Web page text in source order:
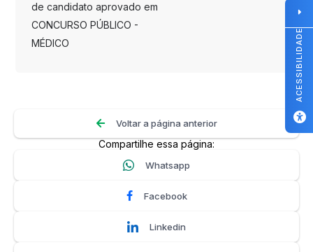
de candidato aprovado em
CONCURSO PÚBLICO -
MÉDICO
Voltar a página anterior
Compartilhe essa página:
Whatsapp
Facebook
Linkedin
ACESSIBILIDADE